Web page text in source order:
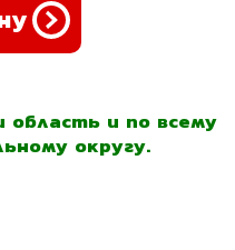
область и по всему
округу.